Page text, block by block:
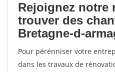
Rejoignez notre
trouver des
Bretagne-d-
Pour pérénniser votre
dans les travaux de